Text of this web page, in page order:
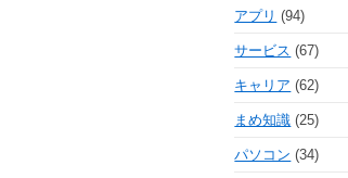
アプリ (94)
サービス (67)
キャリア (62)
まめ知識 (25)
パソコン (34)